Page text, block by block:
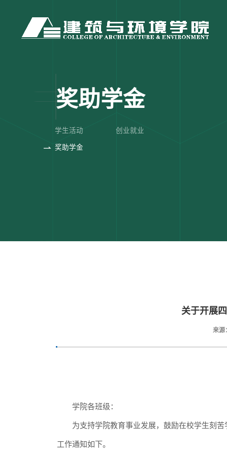
奖助学金
学生活动 创业就业
奖助学金
关于开展
来源：
学院各班级：
为支持学院教育事业发展，鼓励在校学生刻苦
工作通知如下。